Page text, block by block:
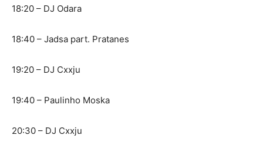
18:20 – DJ Odara
18:40 – Jadsa part. Pratanes
19:20 – DJ Cxxju
19:40 – Paulinho Moska
20:30 – DJ Cxxju